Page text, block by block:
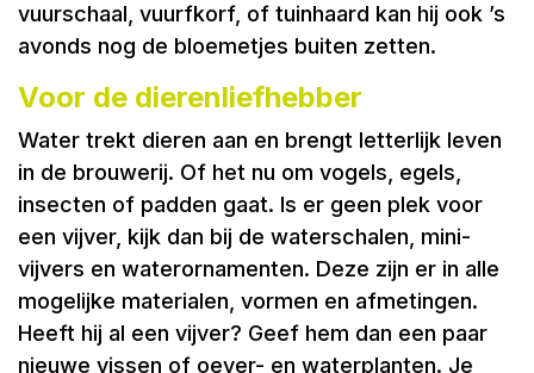
vuurschaal, vuurfkorf, of tuinhaard kan hij ook ’s
avonds nog de bloemetjes buiten zetten.
Voor de dierenliefhebber
Water trekt dieren aan en brengt letterlijk leven
in de brouwerij. Of het nu om vogels, egels,
insecten of padden gaat. Is er geen plek voor
een vijver, kijk dan bij de waterschalen, mini-
vijvers en waterornamenten. Deze zijn er in alle
mogelijke materialen, vormen en afmetingen.
Heeft hij al een vijver? Geef hem dan een paar
nieuwe vissen of oever- en waterplanten. Je